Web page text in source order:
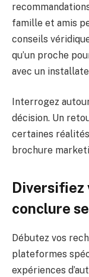
famille et amis
conseils
qu’un proche
avec un
Interrogez
décision. Un
certaines
brochure
Diversifiez
conclure
Débutez vos
plateformes
expériences